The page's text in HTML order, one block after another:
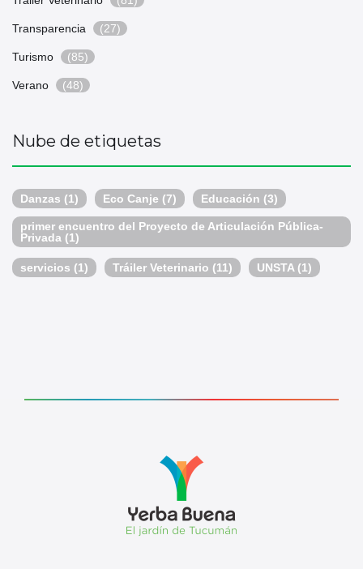
Transparencia (27)
Turismo (85)
Verano (48)
Nube de etiquetas
Danzas (1) Eco Canje (7) Educación (3)
primer encuentro del Proyecto de Articulación Pública-
Privada (1)
servicios (1) Tráiler Veterinario (11) UNSTA (1)